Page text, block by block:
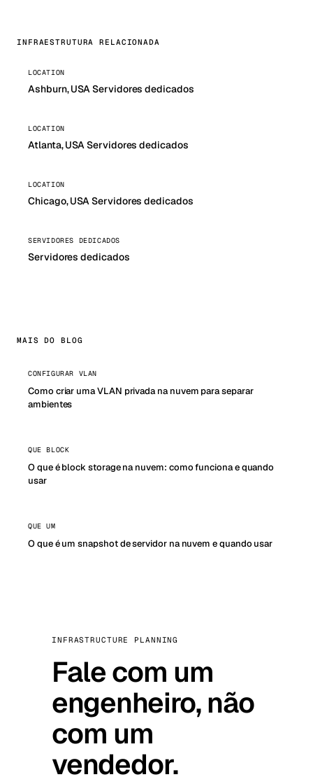
INFRAESTRUTURA RELACIONADA
LOCATION
Ashburn, USA Servidores dedicados
LOCATION
Atlanta, USA Servidores dedicados
LOCATION
Chicago, USA Servidores dedicados
SERVIDORES DEDICADOS
Servidores dedicados
MAIS DO BLOG
CONFIGURAR VLAN
Como criar uma VLAN privada na nuvem para separar
ambientes
QUE BLOCK
O que é block storage na nuvem: como funciona e quando
usar
QUE UM
O que é um snapshot de servidor na nuvem e quando usar
INFRASTRUCTURE PLANNING
Fale com um
engenheiro, não
com um
vendedor.